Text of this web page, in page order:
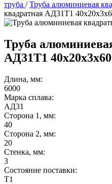
труба / Труба алюминиевая
квадратная АД31Т1
Труба
АД31Т1
Длина, мм:
6000
Марка сплава:
АД31
Сторона 1, мм:
40
Сторона 2, мм:
20
Стенка, мм:
3
Состояние поставки:
Т1